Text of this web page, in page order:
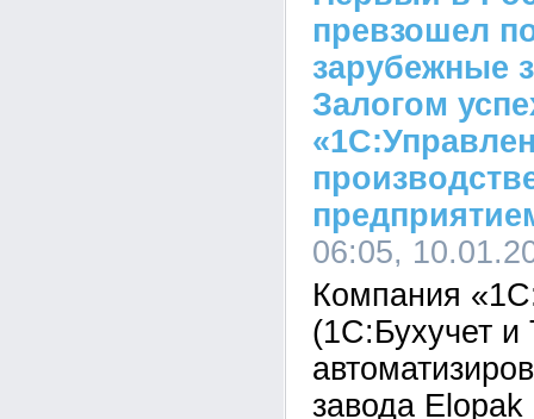
превзошел
зарубежные
Залогом
06:05,
Компания
(1С:Бухучет и
завода